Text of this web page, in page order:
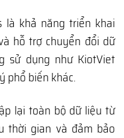
là khả năng triển khai
hỗ trợ chuyển đổi dữ
sử dụng như KiotViet
phổ biến khác.
lại toàn bộ dữ liệu từ
thời gian và đảm bảo